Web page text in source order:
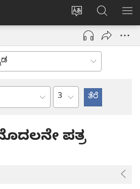
ವೆಬ್‌ಸೈಟ್‌ನ
ಭಾಷೆಯನ್ನು
ಬದಲಿಸು
ಲಾಗ್
ಇನ್
(opens
new
ಹುಡುಕಿ
ಅಧ್ಯಾಯ
ಪತ್ರ